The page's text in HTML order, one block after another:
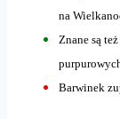
na
Znane są
Barwinek